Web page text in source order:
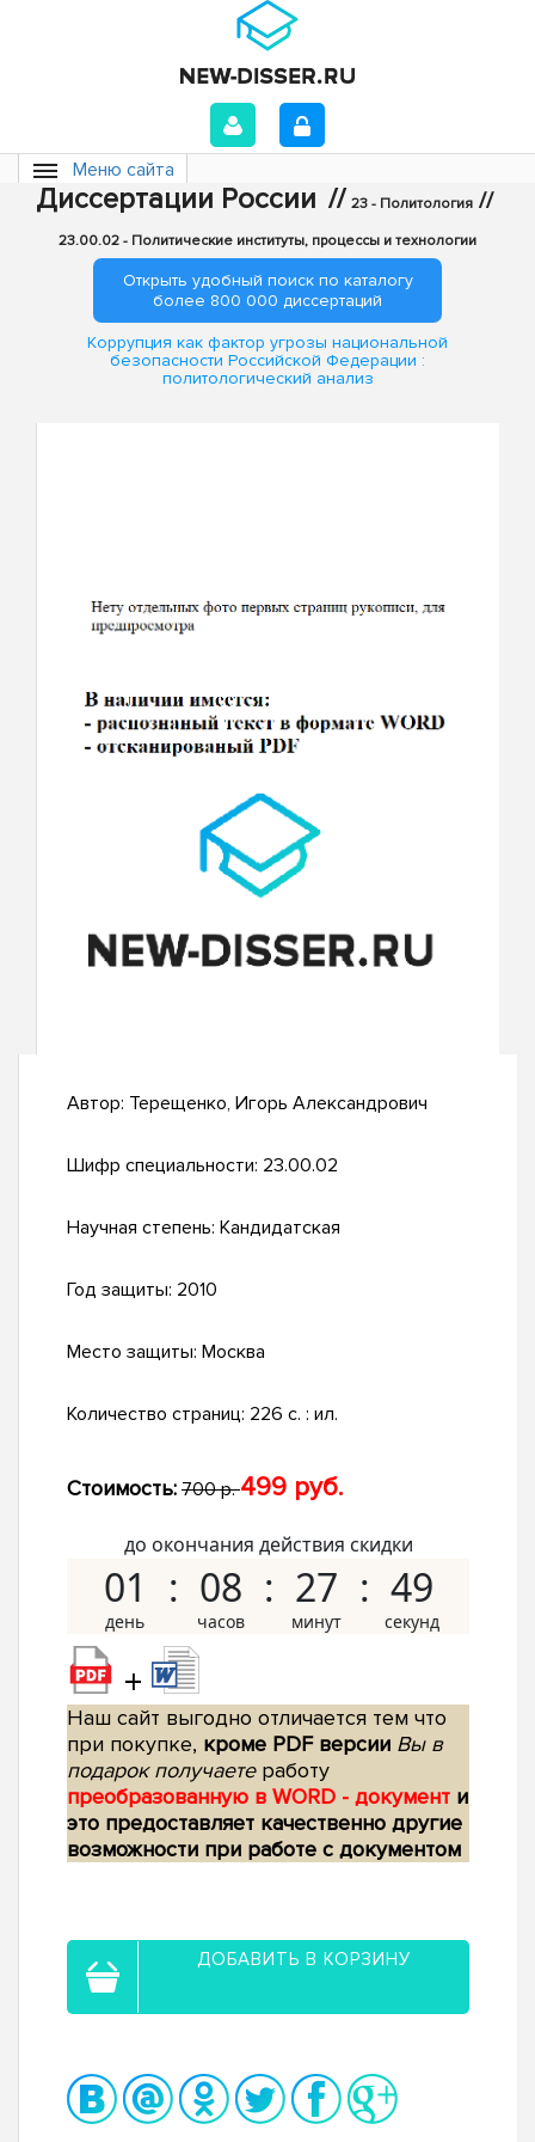
Меню сайта
Диссертации России // 23 - Политология //
23.00.02 - Политические институты, процессы и технологии
Открыть удобный поиск по каталогу
более 800 000 диссертаций
Коррупция как фактор угрозы национальной
безопасности Российской Федерации :
политологический анализ
Автор: Терещенко, Игорь Александрович
Шифр специальности: 23.00.02
Научная степень: Кандидатская
Год защиты: 2010
Место защиты: Москва
Количество страниц: 226 с. : ил.
Стоимость: 700 р.499 руб.
до окончания действия скидки
01 08 27 48
+
Наш сайт выгодно отличается тем что
при покупке, кроме PDF версии Вы в
подарок получаетеработу
преобразованную в WORD - документ и
это предоставляет качественно другие
возможности при работе с документом
ДОБАВИТЬ В КОРЗИНУ